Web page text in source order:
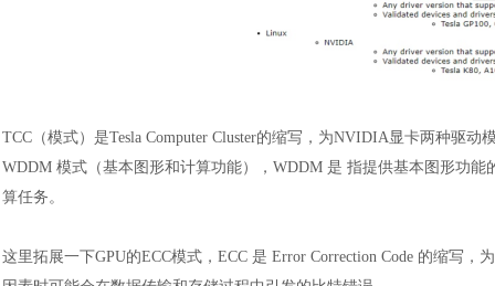
TCC（模式）是Tesla Computer Cluster的缩写，为NVIDIA显卡两种驱
WDDM 模式（基本图形和计算功能），WDDM 是 指提供基本图形功
算任务。
这里拓展一下GPU的ECC模式，ECC 是 Error Correction Code 的缩写